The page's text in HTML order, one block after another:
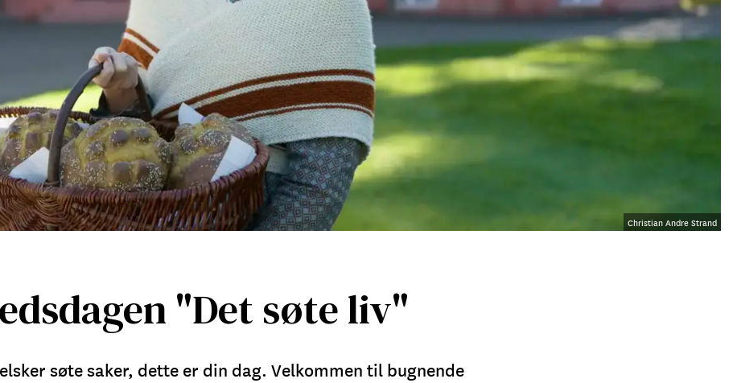
Christian Andre Strand
"Det søte liv"
søte saker, dette er din dag. Velkommen til bugnende